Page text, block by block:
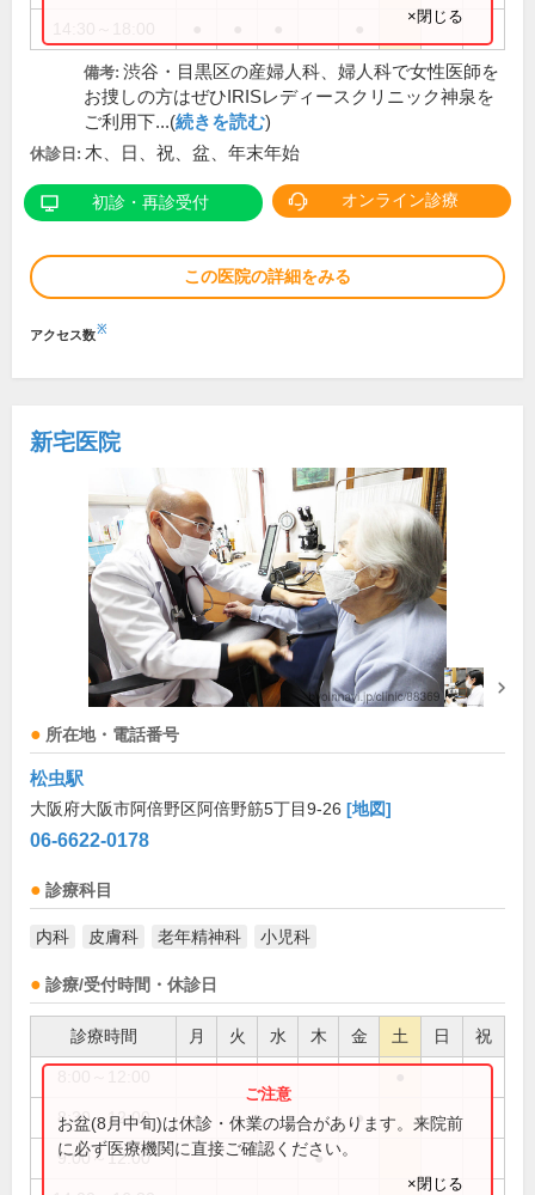
×閉じる
備考: 渋谷・目黒区の産婦人科、婦人科で女性医師を
お捜しの方はぜひIRISレディースクリニック神泉を
ご利用下...(続きを読む)
休診日: 木、日、祝、盆、年末年始
初診・再診受付 オンライン診療
この医院の詳細をみる
アクセス数※
新宅医院
所在地・電話番号
松虫駅
大阪府大阪市阿倍野区阿倍野筋5丁目9-26 [地図]
06-6622-0178
診療科目
内科 皮膚科 老年精神科 小児科
診療/受付時間・休診日
診療時間 月 火 水 木 金 土 日 祝
8:30～12:00 ● ● ●
9:00～12:00 ●
お盆(8月中旬)は休診・休業の場合があります。来院前
に必ず医療機関に直接ご確認ください。
×閉じる